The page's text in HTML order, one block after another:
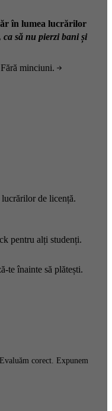
în lumea lucrărilor
să nu pierzi bani și
minciuni.
de licență.
pentru alți studenți.
te înainte să plătești.
corect. Expunem